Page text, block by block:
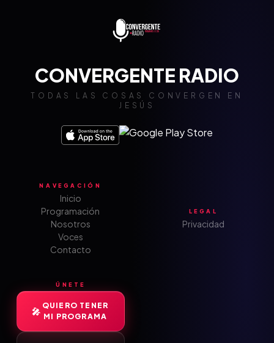
CONVERGENTE RADIO
TODAS LAS COSAS CONVERGEN EN
JESÚS
NAVEGACIÓN
Inicio
Programación
Nosotros
Voces
Contacto
LEGAL
Privacidad
ÚNETE
QUIERO TENER
MI PROGRAMA